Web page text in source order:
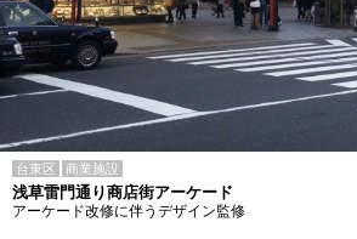
台東区 商業施設
浅草雷門通り商店街アーケード
アーケード改修に伴うデザイン監修